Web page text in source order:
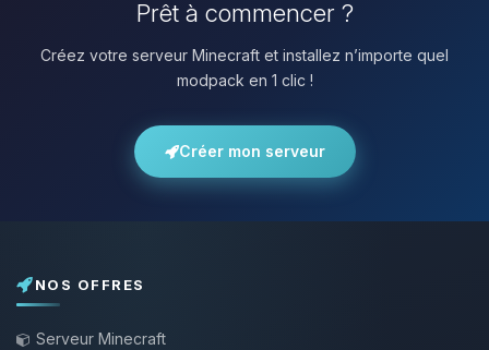
Prêt à commencer ?
Créez votre serveur Minecraft et installez n’importe quel
modpack en 1 clic !
Créer mon serveur
NOS OFFRES
Serveur Minecraft